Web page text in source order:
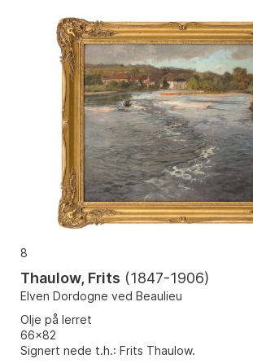
8
Thaulow, Frits (1847-1906)
Elven Dordogne ved Beaulieu
Olje på lerret
66x82
Signert nede t.h.: Frits Thaulow.